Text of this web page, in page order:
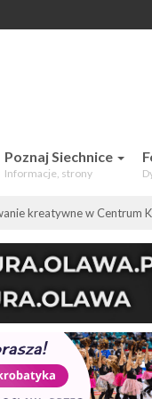
Poznaj Siechnice
Informacje, strony
kreatywne w Centrum